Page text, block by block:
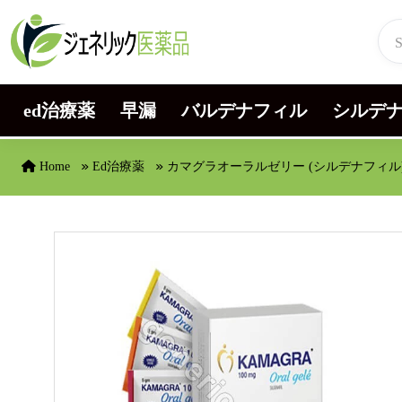
Skip to content
ed治療薬 早漏 バルデナフィル シルデ
Home Ed治療薬 カマグラオーラルゼリー (シルデナフィ